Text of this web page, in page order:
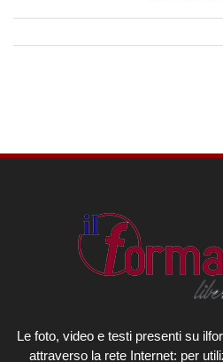
Le foto, video e testi presenti su
attraverso la rete Internet: per